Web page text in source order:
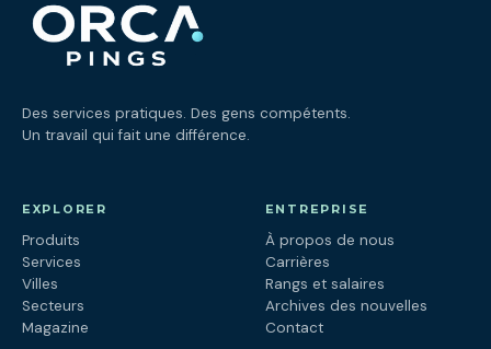
Des services pratiques. Des gens compétents.
Un travail qui fait une différence.
EXPLORER
Produits
Services
Villes
Secteurs
Magazine
ENTREPRISE
À propos de nous
Carrières
Rangs et salaires
Archives des nouvelles
Contact